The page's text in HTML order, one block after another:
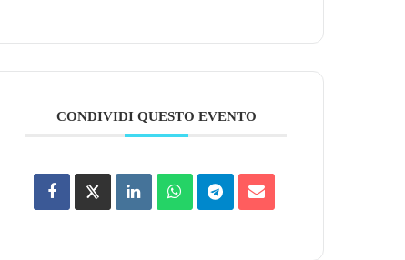
CONDIVIDI QUESTO EVENTO